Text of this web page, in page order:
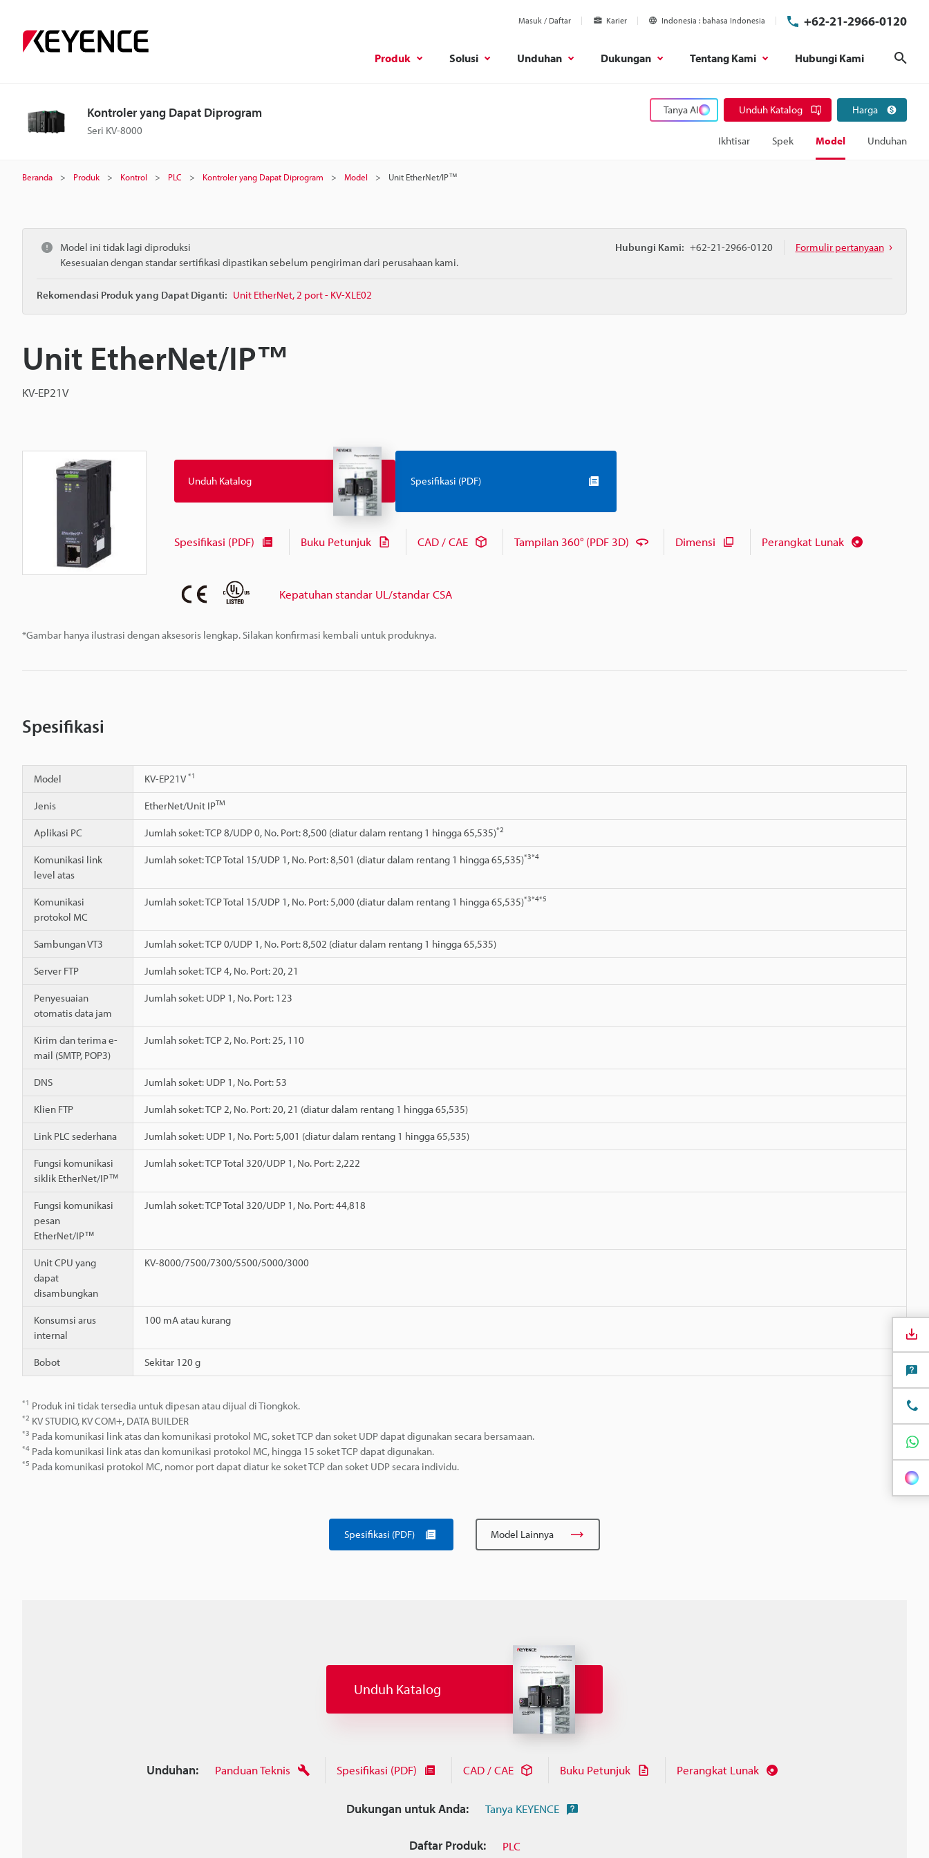
Masuk / Daftar Karier Indonesia bahasa Indonesia +62-21-2966-0120
Produk Solusi Unduhan Dukungan Tentang Kami Hubungi Kami
Kontroler yang Dapat Diprogram
Seri KV-8000
Tanya AI Unduh Katalog Harga
Ikhtisar Spek Model Unduhan
Beranda Produk Kontrol PLC Kontroler yang Dapat Diprogram Model Unit EtherNet/IP™
Model ini tidak lagi diproduksi
Kesesuaian dengan standar sertifikasi dipastikan sebelum pengiriman dari perusahaan kami.
Rekomendasi Produk yang Dapat Diganti: Unit EtherNet, 2 port - KV-XLE02
Hubungi Kami: +62-21-2966-0120 Formulir pertanyaan
Unit EtherNet/IP™
KV-EP21V
*Gambar hanya ilustrasi dengan aksesoris lengkap. Silakan konfirmasi kembali untuk produknya.
Unduh Katalog Spesifikasi (PDF)
Spesifikasi (PDF) Buku Petunjuk CAD / CAE Tampilan 360° (PDF 3D) Dimensi Perangkat Lunak
Kepatuhan standar UL/standar CSA
Spesifikasi
Model KV-EP21V*1
Jenis EtherNet/Unit IPTM
Aplikasi PC Jumlah soket: TCP 8/UDP 0, No. Port: 8,500 (diatur dalam rentang 1 hingga 65,535)*2
Komunikasi link
level atas
Jumlah soket: TCP Total 15/UDP 1, No. Port: 8,501 (diatur dalam rentang 1 hingga 65,535)*3*4
Komunikasi
protokol MC
Jumlah soket: TCP Total 15/UDP 1, No. Port: 5,000 (diatur dalam rentang 1 hingga 65,535)*3*4*5
Sambungan VT3 Jumlah soket: TCP 0/UDP 1, No. Port: 8,502 (diatur dalam rentang 1 hingga 65,535)
Server FTP Jumlah soket: TCP 4, No. Port: 20, 21
Penyesuaian
otomatis data jam
Jumlah soket: UDP 1, No. Port: 123
Kirim dan terima e-
mail (SMTP, POP3)
Jumlah soket: TCP 2, No. Port: 25, 110
DNS Jumlah soket: UDP 1, No. Port: 53
Klien FTP Jumlah soket: TCP 2, No. Port: 20, 21 (diatur dalam rentang 1 hingga 65,535)
Link PLC sederhana Jumlah soket: UDP 1, No. Port: 5,001 (diatur dalam rentang 1 hingga 65,535)
Fungsi komunikasi
siklik EtherNet/IP™
Jumlah soket: TCP Total 320/UDP 1, No. Port: 2,222
Fungsi komunikasi
pesan
EtherNet/IP™
Jumlah soket: TCP Total 320/UDP 1, No. Port: 44,818
Unit CPU yang
dapat
disambungkan
KV-8000/7500/7300/5500/5000/3000
Konsumsi arus
internal
100 mA atau kurang
Bobot Sekitar 120 g
*1 Produk ini tidak tersedia untuk dipesan atau dijual di Tiongkok.
*2 KV STUDIO, KV COM+, DATA BUILDER
*3 Pada komunikasi link atas dan komunikasi protokol MC, soket TCP dan soket UDP dapat digunakan secara bersamaan.
*4 Pada komunikasi link atas dan komunikasi protokol MC, hingga 15 soket TCP dapat digunakan.
*5 Pada komunikasi protokol MC, nomor port dapat diatur ke soket TCP dan soket UDP secara individu.
Spesifikasi (PDF) Model Lainnya
Unduh Katalog
Unduhan: Panduan Teknis Spesifikasi (PDF) CAD / CAE Buku Petunjuk Perangkat Lunak
Dukungan untuk Anda: Tanya KEYENCE
Daftar Produk: PLC